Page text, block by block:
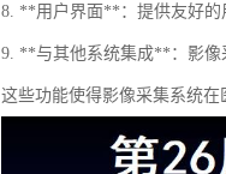
8. **用户界面**：提供友好的
9. **与其他系统集成**：影像
这些功能使得影像采集系统